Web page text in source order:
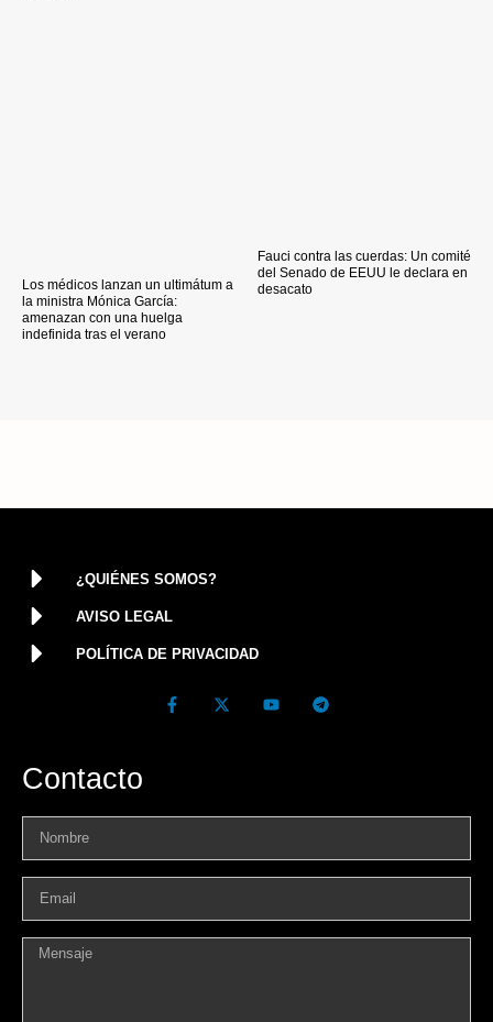
Los médicos lanzan un ultimátum a
la ministra Mónica García:
amenazan con una huelga
indefinida tras el verano
Fauci contra las cuerdas: Un comité
del Senado de EEUU le declara en
desacato
¿QUIÉNES SOMOS?
AVISO LEGAL
POLÍTICA DE PRIVACIDAD
Contacto